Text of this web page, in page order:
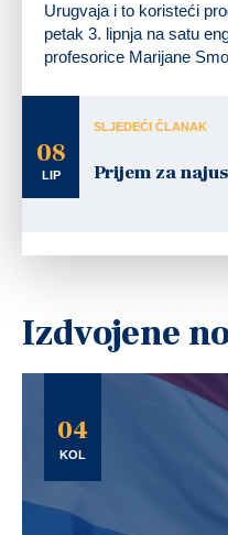
Urugvaja i to koristeći
petak 3. lipnja na satu
profesorice Marijane
08
LIP
SLJEDEĆI ČLANAK
Prijem za
Izdvojene
04
KOL